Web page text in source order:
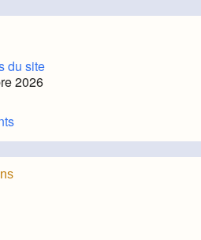
du site
2026